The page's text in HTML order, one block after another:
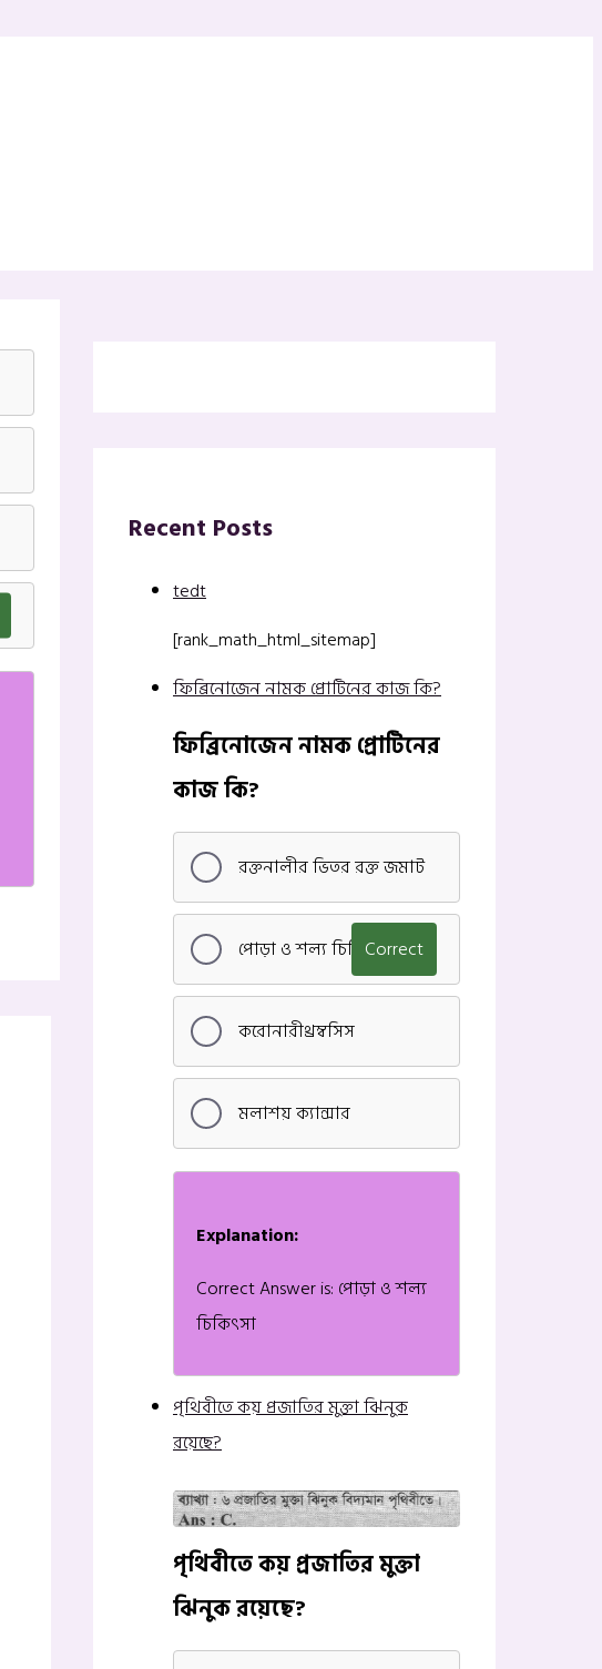
Recent Posts
tedt
[rank_math_html_sitemap]
ফিব্রিনোজেন নামক প্রোটিনের কাজ কি?
ফিব্রিনোজেন নামক প্রোটিনের
কাজ কি?
রক্তনালীর ভিতর রক্ত জমাট
পোড়া ও শল্য চিকিৎসাCorrect
করোনারীথ্রম্বসিস
মলাশয় ক্যান্সার
Explanation:
Correct Answer is: পোড়া ও শল্য
চিকিৎসা
পৃথিবীতে কয় প্রজাতির মুক্তা ঝিনুক
রয়েছে?
পৃথিবীতে কয় প্রজাতির মুক্তা
ঝিনুক রয়েছে?